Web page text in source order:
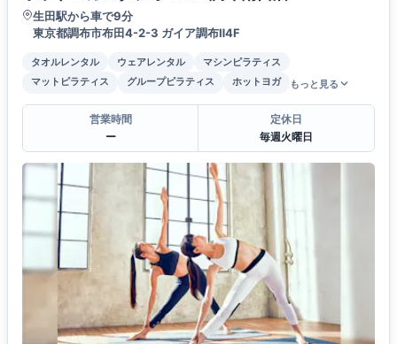
生田駅から車で9分
東京都調布市布田4-2-3 ガイア調布Ⅱ4F
タオルレンタル ウェアレンタル
マシンピラティス
マットピラティス
グループピラティス ホットヨガ もっと見る
営業時間
ー
定休日
毎週火曜日